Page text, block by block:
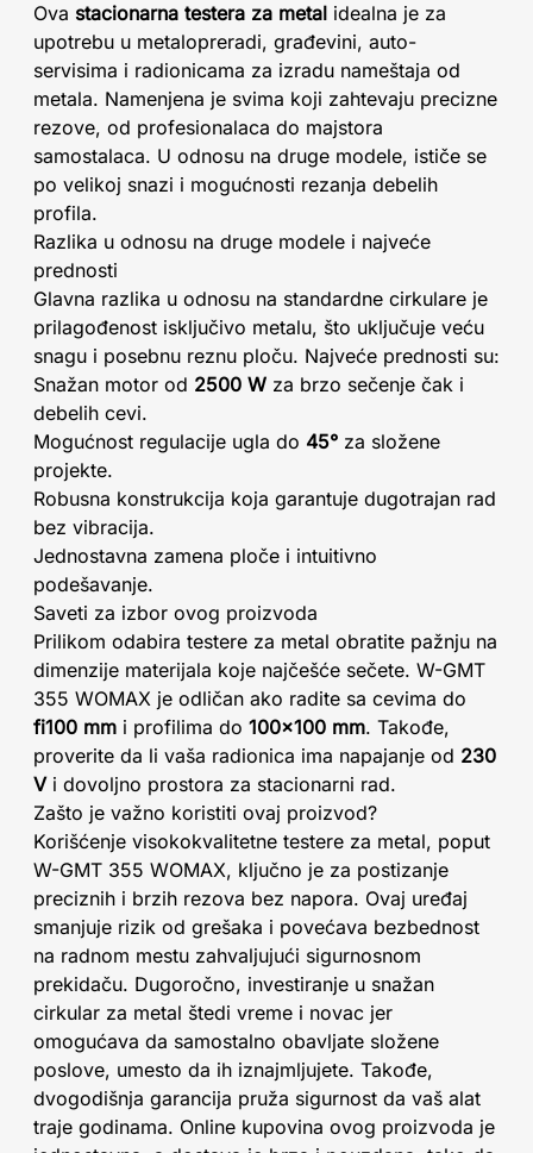
Ova stacionarna testera za metal idealna je za
upotrebu u metalopreradi, građevini, auto-
servisima i radionicama za izradu nameštaja od
metala. Namenjena je svima koji zahtevaju precizne
rezove, od profesionalaca do majstora
samostalaca. U odnosu na druge modele, ističe se
po velikoj snazi i mogućnosti rezanja debelih
profila.
Razlika u odnosu na druge modele i najveće
prednosti
Glavna razlika u odnosu na standardne cirkulare je
prilagođenost isključivo metalu, što uključuje veću
snagu i posebnu reznu ploču. Najveće prednosti su:
Snažan motor od 2500 W za brzo sečenje čak i
debelih cevi.
Mogućnost regulacije ugla do 45° za složene
projekte.
Robusna konstrukcija koja garantuje dugotrajan rad
bez vibracija.
Jednostavna zamena ploče i intuitivno
podešavanje.
Saveti za izbor ovog proizvoda
Prilikom odabira testere za metal obratite pažnju na
dimenzije materijala koje najčešće sečete. W-GMT
355 WOMAX je odličan ako radite sa cevima do
fi100 mm i profilima do 100x100 mm. Takođe,
proverite da li vaša radionica ima napajanje od 230
Vi dovoljno prostora za stacionarni rad.
Zašto je važno koristiti ovaj proizvod?
Korišćenje visokokvalitetne testere za metal, poput
W-GMT 355 WOMAX, ključno je za postizanje
preciznih i brzih rezova bez napora. Ovaj uređaj
smanjuje rizik od grešaka i povećava bezbednost
na radnom mestu zahvaljujući sigurnosnom
prekidaču. Dugoročno, investiranje u snažan
cirkular za metal štedi vreme i novac jer
omogućava da samostalno obavljate složene
poslove, umesto da ih iznajmljujete. Takođe,
dvogodišnja garancija pruža sigurnost da vaš alat
traje godinama. Online kupovina ovog proizvoda je